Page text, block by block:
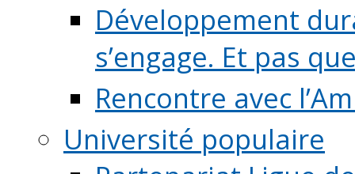
Développement
s’engage. Et pas
Rencontre avec
Université populaire